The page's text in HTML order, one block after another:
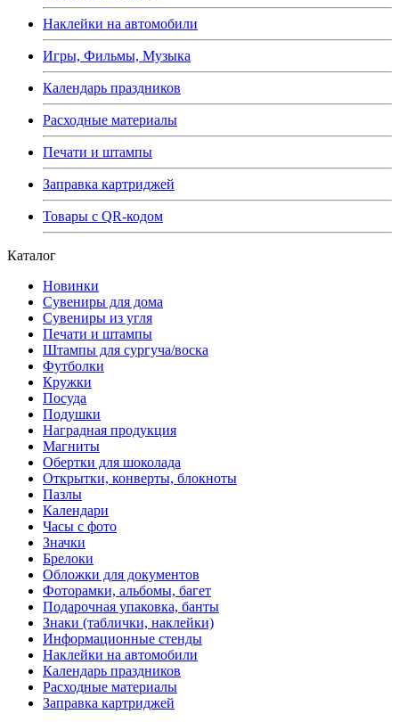
Наклейки на автомобили
Игры, Фильмы, Музыка
Календарь праздников
Расходные материалы
Печати и штампы
Заправка картриджей
Товары с QR-кодом
Каталог
Новинки
Сувениры для дома
Сувениры из угля
Печати и штампы
Штампы для сургуча/воска
Футболки
Кружки
Посуда
Подушки
Наградная продукция
Магниты
Обертки для шоколада
Открытки, конверты, блокноты
Пазлы
Календари
Часы с фото
Значки
Брелоки
Обложки для документов
Фоторамки, альбомы, багет
Подарочная упаковка, банты
Знаки (таблички, наклейки)
Информационные стенды
Наклейки на автомобили
Календарь праздников
Расходные материалы
Заправка картриджей